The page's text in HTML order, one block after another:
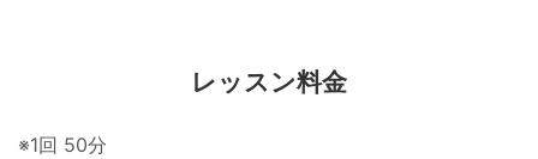
レッスン料金
※1回 50分